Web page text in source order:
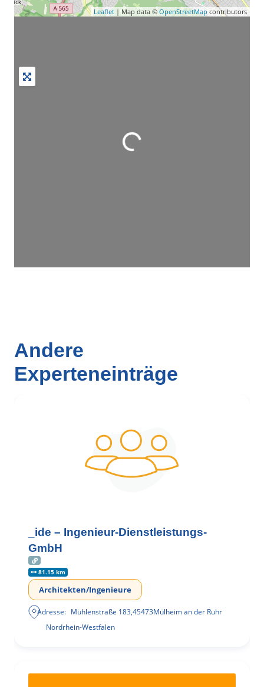
Leaflet | Map data © OpenStreetMap contributors
Wird geladen …
Andere
Experteneinträge
_ide – Ingenieur-Dienstleistungs-
GmbH
81.15 km
Architekten/Ingenieure
Adresse: Mühlenstraße 183,45473Mülheim an der Ruhr
Nordrhein-Westfalen